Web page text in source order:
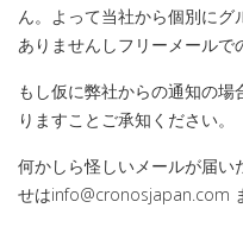
ん。よって当社から個別に
ありませんしフリーメールで
もし仮に弊社からの通知の
りますことご承知ください。
何かしら怪しいメールが届い
せはinfo@cronosjapan.com